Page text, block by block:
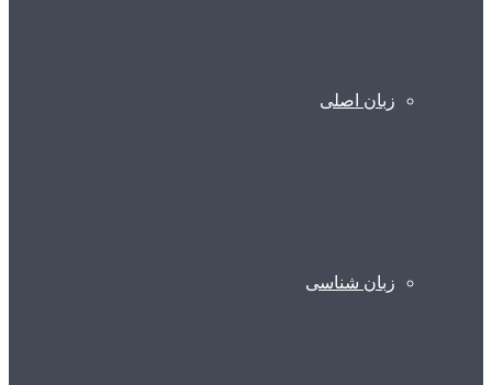
زبان اصلی
زبان شناسی